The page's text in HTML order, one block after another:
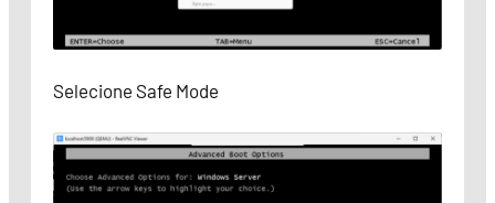
Selecione Safe Mode